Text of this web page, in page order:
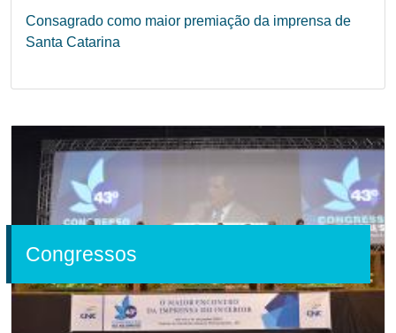
Consagrado como maior premiação da imprensa de
Santa Catarina
Congressos